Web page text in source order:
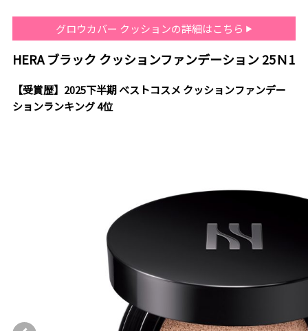
グロウカバー クッションの詳細はこちら
HERA ブラック クッションファンデーション 25Ｎ1
【受賞歴】2025下半期 ベストコスメ クッションファンデー
ションランキング 4位